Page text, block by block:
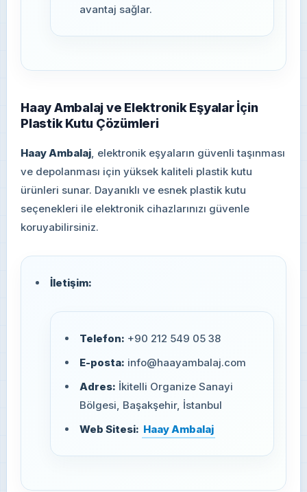
avantaj sağlar.
Haay Ambalaj ve Elektronik Eşyalar İçin
Plastik Kutu Çözümleri
Haay Ambalaj, elektronik eşyaların güvenli taşınması
ve depolanması için yüksek kaliteli plastik kutu
ürünleri sunar. Dayanıklı ve esnek plastik kutu
seçenekleri ile elektronik cihazlarınızı güvenle
koruyabilirsiniz.
İletişim:
Telefon: +90 212 549 05 38
E-posta: info@haayambalaj.com
Adres: İkitelli Organize Sanayi
Bölgesi, Başakşehir, İstanbul
Web Sitesi: Haay Ambalaj